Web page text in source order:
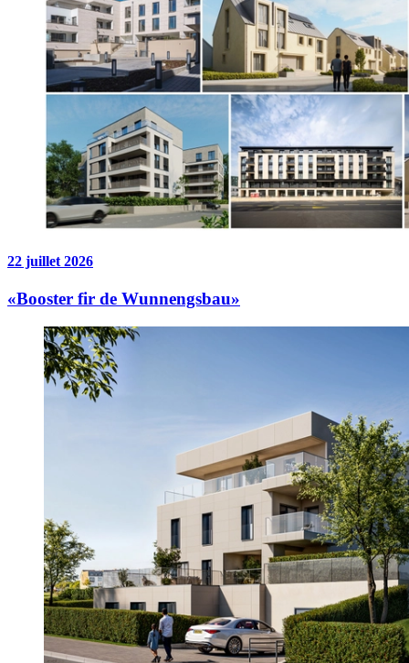
22 juillet 2026
«Booster fir de Wunnengsbau»